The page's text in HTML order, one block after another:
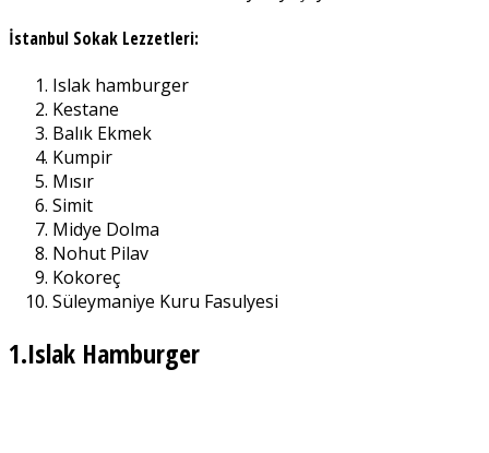
İstanbul Sokak Lezzetleri:
Islak hamburger
Kestane
Balık Ekmek
Kumpir
Mısır
Simit
Midye Dolma
Nohut Pilav
Kokoreç
Süleymaniye Kuru Fasulyesi
1.Islak Hamburger